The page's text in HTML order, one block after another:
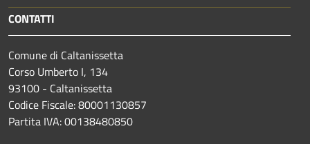
CONTATTI
Comune di Caltanissetta
Corso Umberto I, 134
93100 - Caltanissetta
Codice Fiscale: 80001130857
Partita IVA: 00138480850